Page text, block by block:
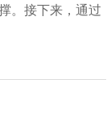
。接下来，通过